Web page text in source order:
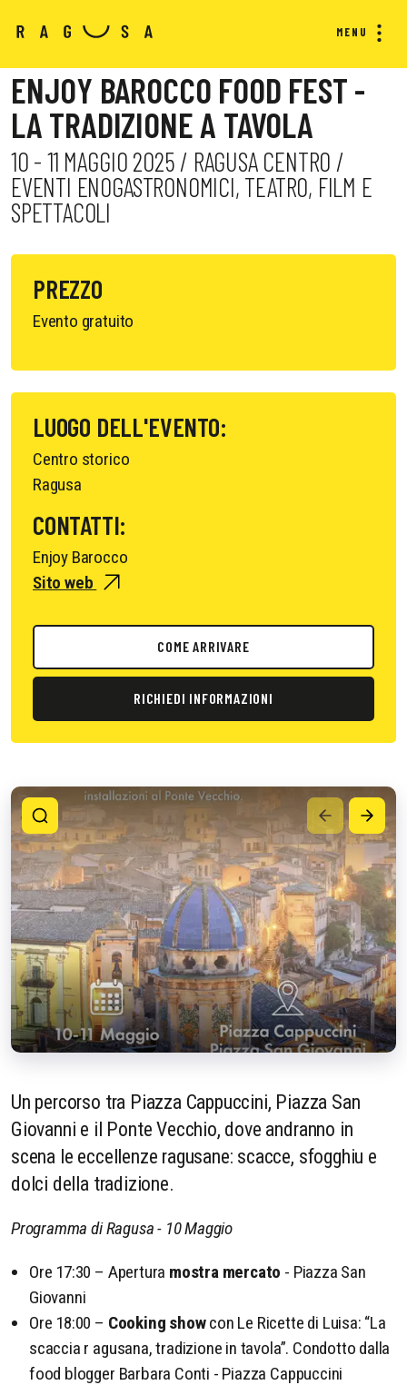
MENU
ENJOY BAROCCO FOOD FEST -
LA TRADIZIONE A TAVOLA
10 - 11 MAGGIO 2025 / RAGUSA CENTRO /
EVENTI ENOGASTRONOMICI, TEATRO, FILM E
SPETTACOLI
PREZZO
Evento gratuito
LUOGO DELL'EVENTO:
Centro storico
Ragusa
CONTATTI:
Enjoy Barocco
Sito web
COME ARRIVARE
RICHIEDI INFORMAZIONI
Un percorso tra Piazza Cappuccini, Piazza San
Giovanni e il Ponte Vecchio, dove andranno in
scena le eccellenze ragusane: scacce, sfogghiu e
dolci della tradizione.
Programma di Ragusa - 10 Maggio
Ore 17:30 – Apertura mostra mercato - Piazza San
Giovanni
Ore 18:00 – Cooking showcon Le Ricette di Luisa: “La
scaccia r agusana, tradizione in tavola”. Condotto dalla
food blogger Barbara Conti - Piazza Cappuccini